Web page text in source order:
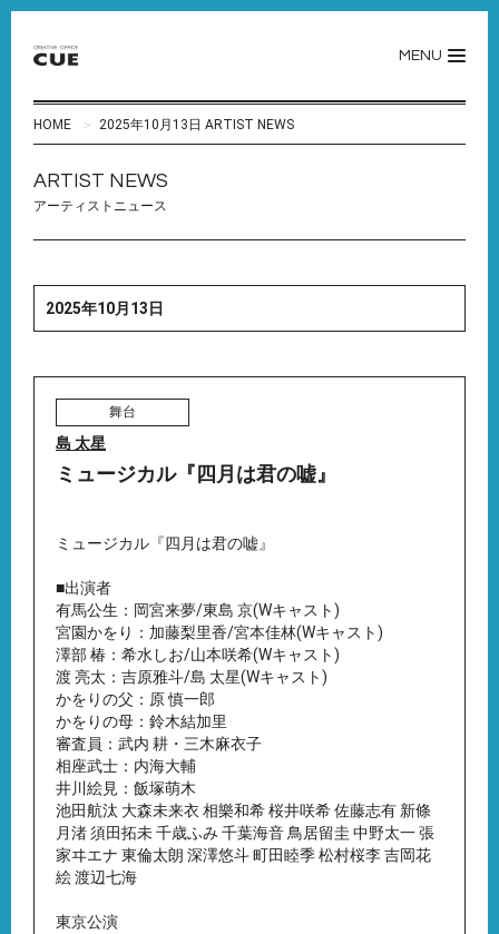
MENU
HOME 2025年10月13日 ARTIST NEWS
ARTIST NEWS
アーティストニュース
2025年10月13日
舞台
島 太星
ミュージカル『四月は君の嘘』
ミュージカル『四月は君の嘘』
■出演者
有馬公生：岡宮来夢/東島 京(Wキャスト)
宮園かをり：加藤梨里香/宮本佳林(Wキャスト)
澤部 椿：希水しお/山本咲希(Wキャスト)
渡 亮太：吉原雅斗/島 太星(Wキャスト)
かをりの父：原 慎一郎
かをりの母：鈴木結加里
審査員：武内 耕・三木麻衣子
相座武士：内海大輔
井川絵見：飯塚萌木
池田航汰 大森未来衣 相樂和希 桜井咲希 佐藤志有 新條
月渚 須田拓未 千歳ふみ 千葉海音 鳥居留圭 中野太一 張
家ヰエナ 東倫太朗 深澤悠斗 町田睦季 松村桜李 吉岡花
絵 渡辺七海
東京公演